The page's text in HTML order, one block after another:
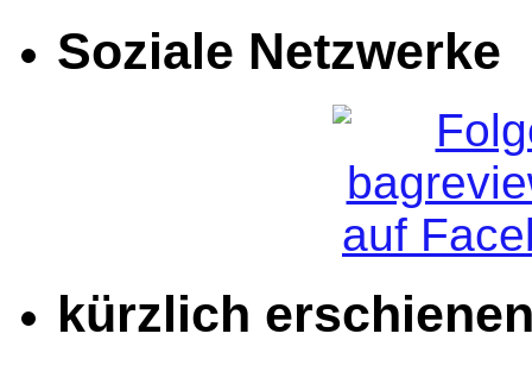
Soziale Netzwerke
kürzlich